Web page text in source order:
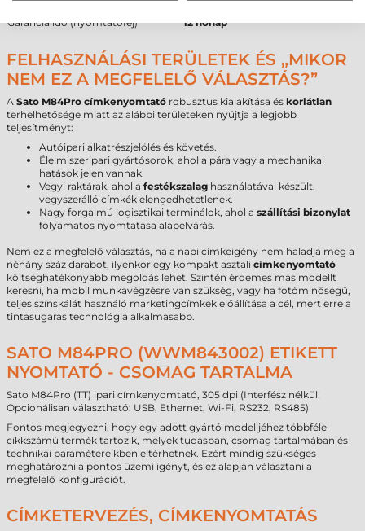
Garancia idő (nyomtatófej)
12 hónap
FELHASZNÁLÁSI TERÜLETEK ÉS „MIKOR
NEM EZ A MEGFELELŐ VÁLASZTÁS?”
A Sato M84Pro címkenyomtató robusztus kialakítása és korlátlan
terhelhetősége miatt az alábbi területeken nyújtja a legjobb
teljesítményt:
Autóipari alkatrészjelölés és követés.
Élelmiszeripari gyártósorok, ahol a pára vagy a mechanikai
hatások jelen vannak.
Vegyi raktárak, ahol a festékszalag használatával készült,
vegyszerálló címkék elengedhetetlenek.
Nagy forgalmú logisztikai terminálok, ahol a szállítási bizonylat
folyamatos nyomtatása alapelvárás.
Nem ez a megfelelő választás, ha a napi címkeigény nem haladja meg a
néhány száz darabot, ilyenkor egy kompakt asztali címkenyomtató
költséghatékonyabb megoldás lehet. Szintén érdemes más modellt
keresni, ha mobil munkavégzésre van szükség, vagy ha fotóminőségű,
teljes színskálát használó marketingcímkék előállítása a cél, mert erre a
tintasugaras technológia alkalmasabb.
SATO M84PRO (WWM843002) ETIKETT
NYOMTATÓ - CSOMAG TARTALMA
Sato M84Pro (TT) ipari címkenyomtató, 305 dpi (Interfész nélkül!
Opcionálisan választható: USB, Ethernet, Wi-Fi, RS232, RS485)
Fontos megjegyezni, hogy egy adott gyártó modelljéhez többféle
cikkszámú termék tartozik, melyek tudásban, csomag tartalmában és
technikai paramétereikben eltérhetnek. Ezért mindig szükséges
meghatározni a pontos üzemi igényt, és ez alapján választani a
megfelelő konfigurációt.
CÍMKETERVEZÉS, CÍMKENYOMTATÁS